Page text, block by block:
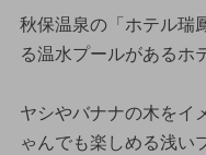
秋保温泉の「ホテル瑞
る温水プールがあるホ
ヤシやバナナの木をイ
ゃんでも楽しめる浅い